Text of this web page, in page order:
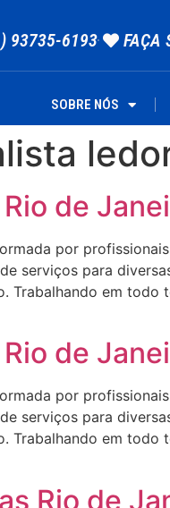
93735-6193 FAÇA
SOBRE NÓS
de
por
serviços para
Trabalhando em todo
de
por
serviços para
Trabalhando em todo
Rio de